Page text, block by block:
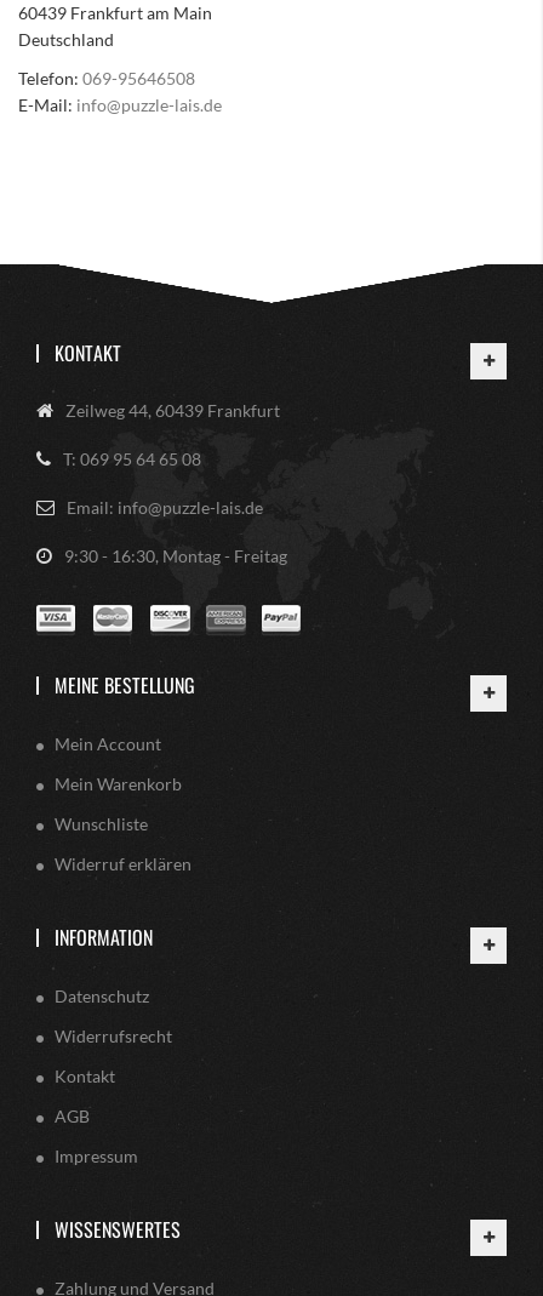
60439 Frankfurt am Main
Deutschland
Telefon: 069-95646508
E-Mail: info@puzzle-lais.de
KONTAKT
Zeilweg 44, 60439 Frankfurt
T: 069 95 64 65 08
Email: info@puzzle-lais.de
9:30 - 16:30, Montag - Freitag
MEINE BESTELLUNG
Mein Account
Mein Warenkorb
Wunschliste
Widerruf erklären
INFORMATION
Datenschutz
Widerrufsrecht
Kontakt
AGB
Impressum
WISSENSWERTES
Zahlung und Versand